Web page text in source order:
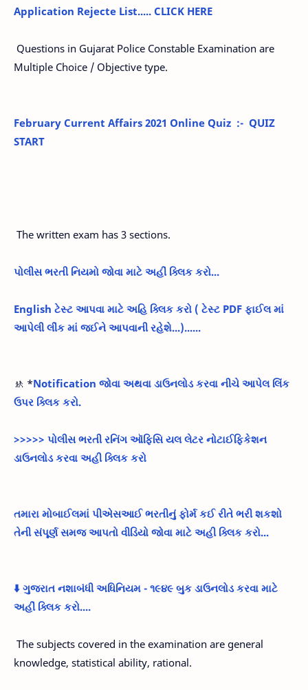
Application Rejecte List..... CLICK HERE
Questions in Gujarat Police Constable Examination are
Multiple Choice / Objective type.
February Current Affairs 2021 Online Quiz :- QUIZ
START
The written exam has 3 sections.
પોલીસ ભરતી નિયમો જોવા માટે અહીં ક્લિક કરો...
English ટેસ્ટ આપવા માટે અહિ ક્લિક કરો ( ટેસ્ટ PDF ફાઈલ માં
આપેલી લીંક માં જઈને આપવાની રહેશે...)......
🚸 *Notification જોવા અથવા ડાઉનલોડ કરવા નીચે આપેલ લિંક
ઉપર ક્લિક કરો.
>>>>> પોલીસ ભરતી રનિંગ ઑફિસિ યલ લેટર નોટાઈફિકેશન
ડાઉનલોડ કરવા અહી ક્લિક કરો
તમારા મોબાઈલમાં પીએસઆઈ ભરતીનું ફોર્મ કઈ રીતે ભરી શકશો
તેની સંપૂર્ણ સમજ આપતો વીડિયો જોવા માટે અહી ક્લિક કરો...
⬇️ ગુજરાત નશાબંધી અધિનિયમ - ૧૯૪૯ બુક ડાઉનલોડ કરવા માટે
અહીં ક્લિક કરો....
The subjects covered in the examination are general
knowledge, statistical ability, rational.